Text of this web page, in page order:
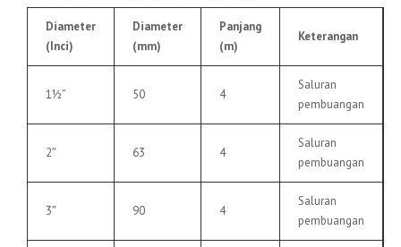
Diameter
(Inci)
Diameter
(mm)
Panjang
(m)
Keterangan
1½” 50 4
Saluran
pembuangan
2″ 63 4
Saluran
pembuangan
3″ 90 4
Saluran
pembuangan